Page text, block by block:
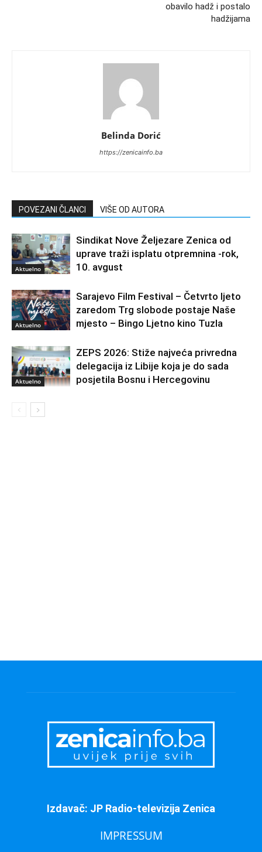
obavilo hadž i postalo
hadžijama
Belinda Dorić
https://zenicainfo.ba
POVEZANI ČLANCI VIŠE OD AUTORA
Aktuelno
Sindikat Nove Željezare Zenica od
uprave traži isplatu otpremnina -rok,
10. avgust
Aktuelno
Sarajevo Film Festival – Četvrto ljeto
zaredom Trg slobode postaje Naše
mjesto – Bingo Ljetno kino Tuzla
Aktuelno
ZEPS 2026: Stiže najveća privredna
delegacija iz Libije koja je do sada
posjetila Bosnu i Hercegovinu
Izdavač: JP Radio-televizija Zenica
IMPRESSUM